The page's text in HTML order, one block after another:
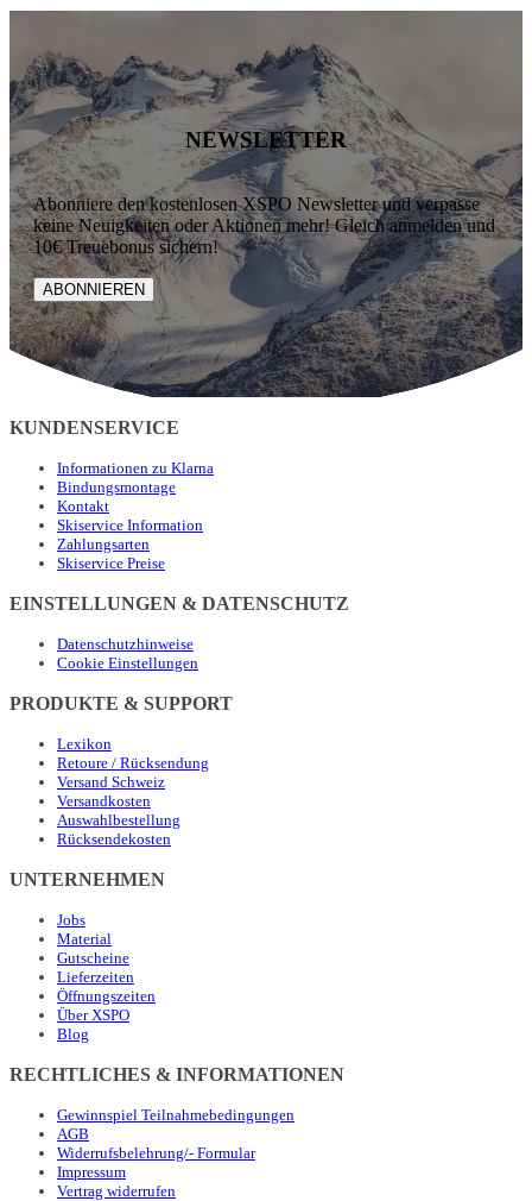
NEWSLETTER
Abonniere den kostenlosen XSPO Newsletter und verpasse
keine Neuigkeiten oder Aktionen mehr! Gleich anmelden und
10€ Treuebonus sichern!
ABONNIEREN
KUNDENSERVICE
Informationen zu Klarna
Bindungsmontage
Kontakt
Skiservice Information
Zahlungsarten
Skiservice Preise
EINSTELLUNGEN & DATENSCHUTZ
Datenschutzhinweise
Cookie Einstellungen
PRODUKTE & SUPPORT
Lexikon
Retoure / Rücksendung
Versand Schweiz
Versandkosten
Auswahlbestellung
Rücksendekosten
UNTERNEHMEN
Jobs
Material
Gutscheine
Lieferzeiten
Öffnungszeiten
Über XSPO
Blog
RECHTLICHES & INFORMATIONEN
Gewinnspiel Teilnahmebedingungen
AGB
Widerrufsbelehrung/- Formular
Impressum
Vertrag widerrufen